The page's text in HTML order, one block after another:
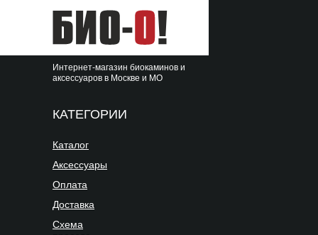
КАТЕГОРИИ
Аксессуары
Каталог
Оплата
Доставка
Схема
Интернет-магазин биокаминов и
аксессуаров в Москве и МО